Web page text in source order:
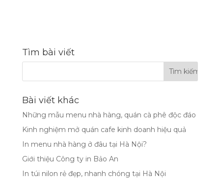
Tìm bài viết
Bài viết khác
Những mẫu menu nhà hàng, quán cà phê độc đáo
Kinh nghiệm mở quán cafe kinh doanh hiệu quả
In menu nhà hàng ở đâu tại Hà Nội?
Giới thiệu Công ty in Bảo An
In túi nilon rẻ đẹp, nhanh chóng tại Hà Nội